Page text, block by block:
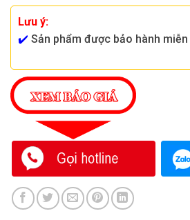
Lưu ý:
✔️ Sản phẩm được bảo hành miễn